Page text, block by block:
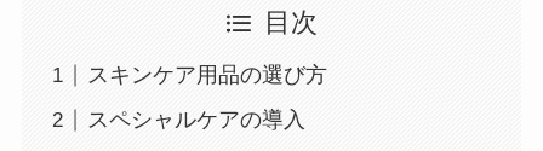
目次
スキンケア用品の選び方
スペシャルケアの導入